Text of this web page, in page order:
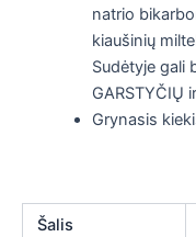
natrio
kiaušinių
Sudėtyje gali
GARSTYČIŲ
Grynasis
Šalis